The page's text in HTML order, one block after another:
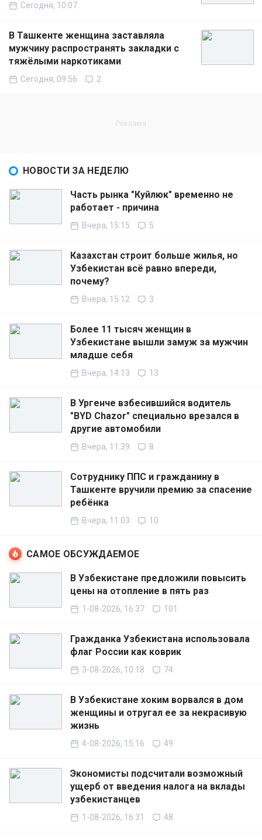
Сегодня, 10:07
В Ташкенте женщина заставляла
мужчину распространять закладки с
тяжёлыми наркотиками
Сегодня, 09:56 2
НОВОСТИ ЗА НЕДЕЛЮ
Часть рынка "Куйлюк" временно не
работает - причина
Вчера, 15:15 5
Казахстан строит больше жилья, но
Узбекистан всё равно впереди,
почему?
Вчера, 15:12 3
Более 11 тысяч женщин в
Узбекистане вышли замуж за мужчин
младше себя
Вчера, 14:13 13
В Ургенче взбесившийся водитель
"BYD Chazor" специально врезался в
другие автомобили
Вчера, 11:39 8
Сотруднику ППС и гражданину в
Ташкенте вручили премию за спасение
ребёнка
Вчера, 11:03 10
САМОЕ ОБСУЖДАЕМОЕ
В Узбекистане предложили повысить
цены на отопление в пять раз
1-08-2026, 16:37 101
Гражданка Узбекистана использовала
флаг России как коврик
3-08-2026, 10:18 74
В Узбекистане хоким ворвался в дом
женщины и отругал ее за некрасивую
жизнь
4-08-2026, 15:16 49
Экономисты подсчитали возможный
ущерб от введения налога на вклады
узбекистанцев
1-08-2026, 16:31 48